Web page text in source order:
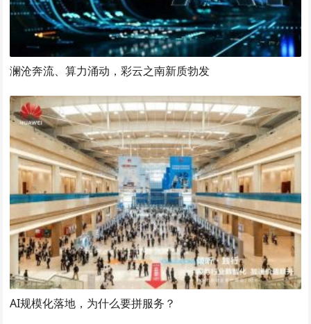
澜沧奔流、算力涌动，彩云之南新质勃发
AI规模化落地，为什么要拼服务？